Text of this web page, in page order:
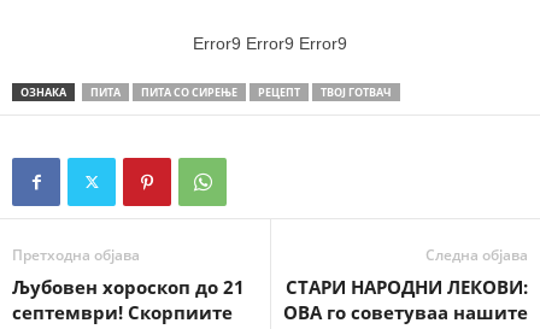
Error9 Error9 Error9
ОЗНАКА ПИТА ПИТА СО СИРЕЊЕ РЕЦЕПТ ТВОЈ ГОТВАЧ
Претходна објава
Љубовен хороскоп до 21
септември! Скорпиите
Следна објава
СТАРИ НАРОДНИ ЛЕКОВИ:
ОВА го советуваа нашите